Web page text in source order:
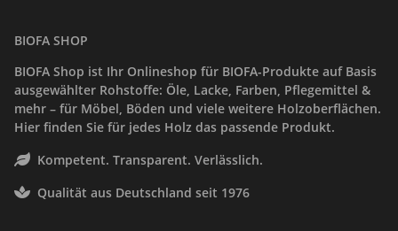
BIOFA SHOP
BIOFA Shop ist Ihr Onlineshop für BIOFA-Produkte auf Basis
ausgewählter Rohstoffe: Öle, Lacke, Farben, Pflegemittel &
mehr – für Möbel, Böden und viele weitere Holzoberflächen.
Hier finden Sie für jedes Holz das passende Produkt.
Kompetent. Transparent. Verlässlich.
Qualität aus Deutschland seit 1976